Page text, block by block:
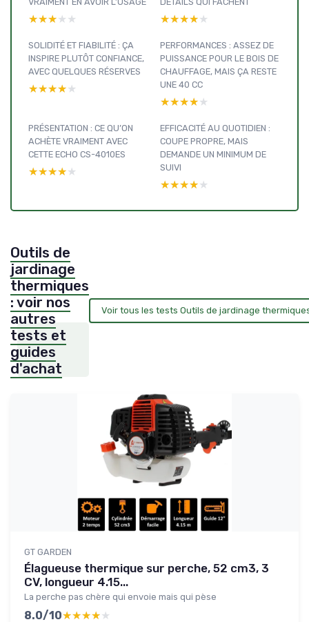
★★★★★
★★★★★ ★★★★★
★★★★★
SOLIDITÉ ET FIABILITÉ : ÇA
INSPIRE PLUTÔT CONFIANCE,
AVEC QUELQUES RÉSERVES
★★★★★
★★★★★
PERFORMANCES : ASSEZ DE
PUISSANCE POUR LE BOIS DE
CHAUFFAGE, MAIS ÇA RESTE
UNE 40 CC
★★★★★
★★★★★
PRÉSENTATION : CE QU’ON
ACHÈTE VRAIMENT AVEC
CETTE ECHO CS-4010ES
★★★★★
★★★★★
EFFICACITÉ AU QUOTIDIEN :
COUPE PROPRE, MAIS
DEMANDE UN MINIMUM DE
SUIVI
★★★★★
★★★★★
Outils de
jardinage
thermiques
: voir nos
autres
tests et
guides
d'achat
Voir tous les tests Outils de jardinage
GT GARDEN
Élagueuse thermique sur perche, 52 cm3, 3
CV, longueur 4.15...
La perche pas chère qui envoie mais qui pèse
8.0/10★★★★★
★★★★★